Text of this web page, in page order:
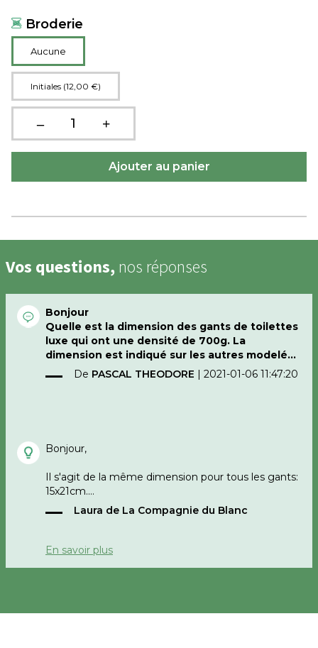
Broderie
Aucune
Initiales (12,00 €)
Vos questions, nos réponses
Bonjour
Quelle est la dimension des gants de toilettes
luxe qui ont une densité de 700g. La
dimension est indiqué sur les autres modelés
mais pas sur celui-ci
Merci de votre réponse rapide
De PASCAL THEODORE 2021-01-06 11:47:20
Bonjour,
Il s'agit de la même dimension pour tous les gants:
15x21cm.
Laura de La Compagnie du Blanc
En savoir plus